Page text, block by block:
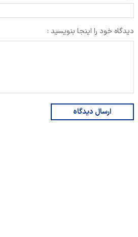
دیدگاه خود را اینجا بنویسید :
ارسال دیدگاه